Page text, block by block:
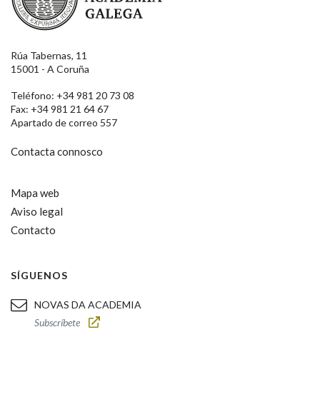
Rúa Tabernas, 11
15001 - A Coruña
Teléfono: +34 981 20 73 08
Fax: +34 981 21 64 67
Apartado de correo 557
Contacta connosco
Mapa web
Aviso legal
Contacto
SÍGUENOS
NOVAS DA ACADEMIA
Subscríbete